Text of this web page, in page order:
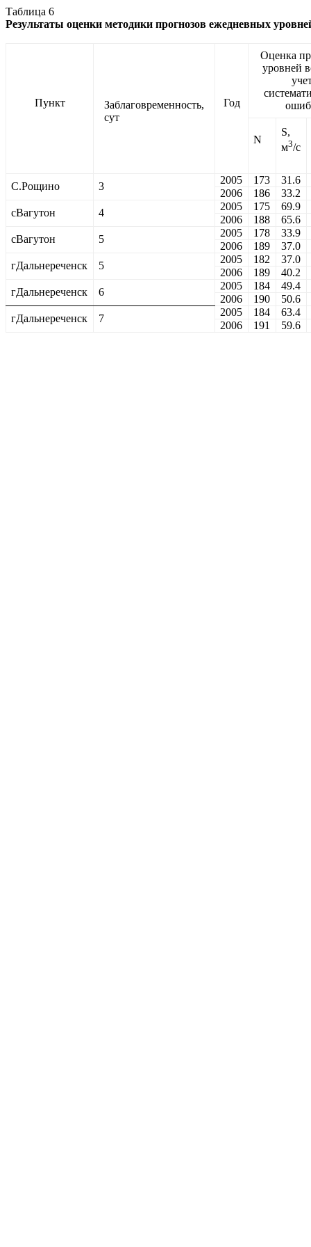
Таблица 6
Результаты оценки методики прогнозов ежедневных
Пункт
Заблаговременность,
сут
Год
Оценка
уровней
N
S,
м3/с
С.Рощино 3
2005 173
31.6
2006
186
33.2
сВагутон
4
2005 175
69.9
2006
188
65.6
сВагутон
5
2005 178
33.9
2006
189
37.0
гДальнереченск
5
2005 182
37.0
2006
189
40.2
гДальнереченск
6
2005 184
49.4
2006
190
50.6
гДальнереченск
7
2005 184
63.4
2006
191 59.6